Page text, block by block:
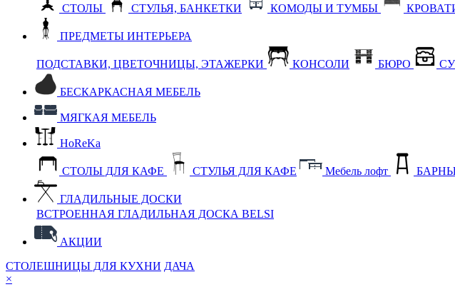
СТОЛЫ СТУЛЬЯ, БАНКЕТКИ КОМОДЫ И ТУМБЫ
ПРЕДМЕТЫ ИНТЕРЬЕРА
ПОДСТАВКИ, ЦВЕТОЧНИЦЫ, ЭТАЖЕРКИ КОНСОЛИ БЮРО
БЕСКАРКАСНАЯ МЕБЕЛЬ
МЯГКАЯ МЕБЕЛЬ
HoReKa
СТОЛЫ ДЛЯ КАФЕ СТУЛЬЯ ДЛЯ КАФЕ Мебель лофт
ГЛАДИЛЬНЫЕ ДОСКИ
ВСТРОЕННАЯ ГЛАДИЛЬНАЯ ДОСКА BELSI
АКЦИИ
СТОЛЕШНИЦЫ ДЛЯ КУХНИ ДАЧА
×